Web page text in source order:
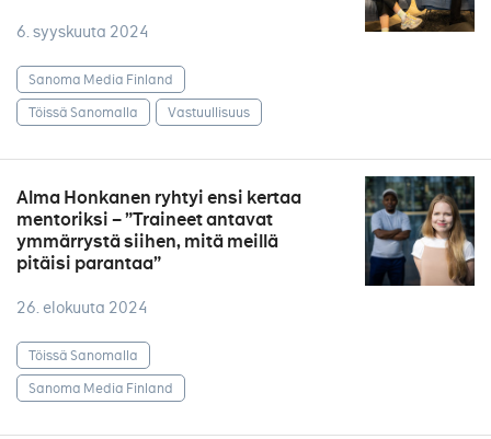
6. syyskuuta 2024
Sanoma Media Finland
Töissä Sanomalla
Vastuullisuus
Alma Honkanen ryhtyi ensi kertaa
mentoriksi – ”Traineet antavat
ymmärrystä siihen, mitä meillä
pitäisi parantaa”
26. elokuuta 2024
Töissä Sanomalla
Sanoma Media Finland